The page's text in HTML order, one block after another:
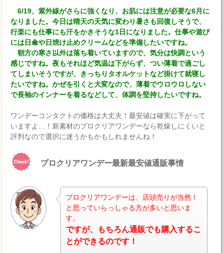
6/19、紫外線がさらに強くなり、お肌には注意が必要な6月に
なりました。今日は晴天の天気に変わり暑さも回復しそうで、
行楽にも仕事にも汗をかきそうな1日になりました。仕事や遊び
には日傘や日焼け止めクリームなどを準備したいですね。
朝方の寒さ以外は落ち着いていますので、気分は快調という
感じですね。夜もそれほど気温は下がらず、つい薄着で過ごし
てしまいそうですが、きっちりタオルケットなど掛けて就寝し
たいですね。かぜを引くと大変なので、薄着でウロウロしない
で長袖のインナーを着るなどして、体調を堅持したいですね。
ワンデーコンタクトの価格は大丈夫！最安値は確実に下がって
いますよ…！新素材のプロクリアワンデーなら乾燥しにくいと
評判なので選択に迷うかもかもしれませんね！
プロクリアワンデー最新最安値通販事情
ナビ
プロクリアワンデーは、店頭売りが当然！
と思っていらっしゃる方が多いと思いま
す。
ですが、もちろん通販でも購入するこ
とができるのです！